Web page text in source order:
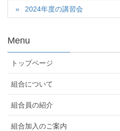
2024年度の講習会
Menu
トップページ
組合について
組合員の紹介
組合加入のご案内